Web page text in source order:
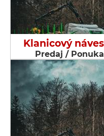
Klanicový
Predaj /